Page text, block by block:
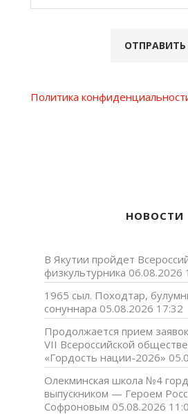
Политика
НОВОСТИ
В Якутии пройдет
физкультурника 06.08.2026
1965 сыл. Походтар,
сонуннара 05.08.2026 17:32
Продолжается прием
VII Всероссийской
«Гордость нации-2026»
Олекминская школа №4
выпускником — Героем
Софроновым 05.08.2026